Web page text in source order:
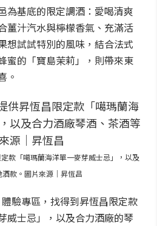
為基底的限定調酒：愛喝清爽
薑汁汽水與檸檬香氣、充滿活
想試試特別的風味，結合法式
蜜的「寶島茉莉」，則帶來東
。
款「噶瑪蘭海洋單一麥芽威士忌」，以及
款。圖片來源｜昇恆昌
驗專區，找得到昇恆昌限定款
威士忌」，以及合力酒廠的琴